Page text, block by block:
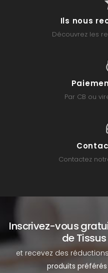
Ils nous
Découvrez les
Par CB ou
Contactez
Inscrivez-vous
de
et recevez des
produits préférés